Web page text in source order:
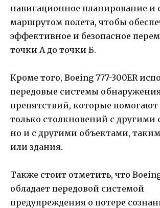
навигационное планирование и
маршрутом полета, чтобы
эффективное и безопасное
точки А до точки Б.
Кроме того, Boeing 777-300ER
передовые системы
препятствий, которые помогают
только столкновений с другими
но и с другими объектами,
или здания.
Также стоит отметить, что Boeing
обладает передовой системой
предупреждения о потере